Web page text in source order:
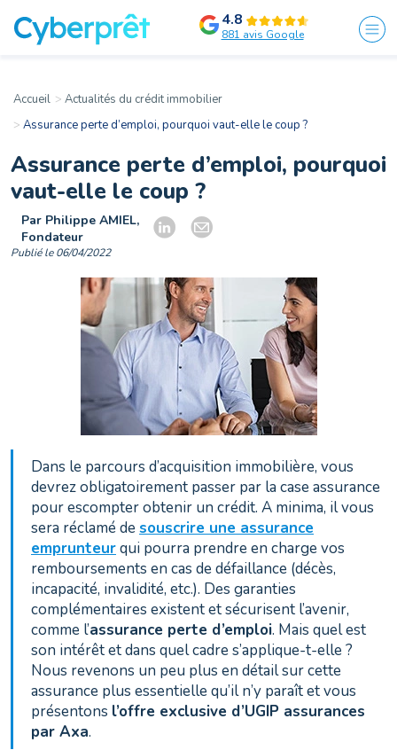
4.8
881 avis Google
Accueil
Actualités du crédit immobilier
Assurance perte d’emploi, pourquoi vaut-elle le coup ?
Assurance perte d’emploi, pourquoi
vaut-elle le coup ?
Par Philippe AMIEL,
Fondateur
Publié le 06/04/2022
Dans le parcours d’acquisition immobilière, vous
devrez obligatoirement passer par la case assurance
pour escompter obtenir un crédit. A minima, il vous
sera réclamé desouscrire une assurance
emprunteurqui pourra prendre en charge vos
remboursements en cas de défaillance (décès,
incapacité, invalidité, etc.). Des garanties
complémentaires existent et sécurisent l’avenir,
comme l’assurance perte d’emploi. Mais quel est
son intérêt et dans quel cadre s’applique-t-elle ?
Nous revenons un peu plus en détail sur cette
assurance plus essentielle qu’il n’y paraît et vous
présentons l’offre exclusive d’UGIP assurances
par Axa.